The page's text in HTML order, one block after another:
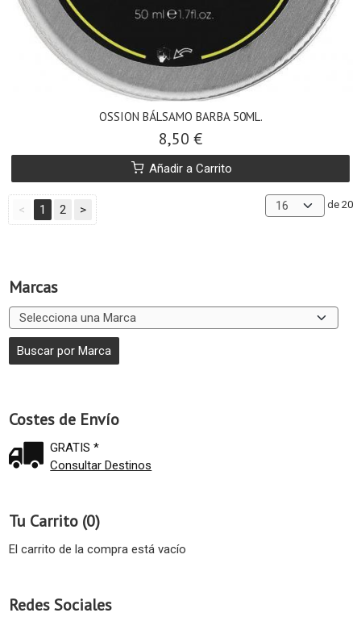
Marcas
Costes de Envío
GRATIS *
Consultar Destinos
Tu Carrito (0)
El carrito de la compra está vacío
Redes Sociales
OSSION BÁLSAMO BARBA 50ML.
8,50 €
Añadir a Carrito
< 1 2 > de 20